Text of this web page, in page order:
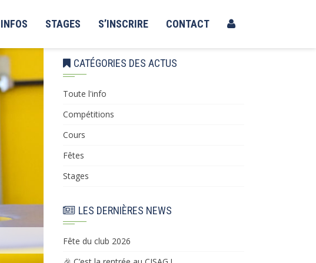
INFOS STAGES S’INSCRIRE CONTACT
CATÉGORIES DES ACTUS
Toute l'info
Compétitions
Cours
Fêtes
Stages
LES DERNIÈRES NEWS
Fête du club 2026